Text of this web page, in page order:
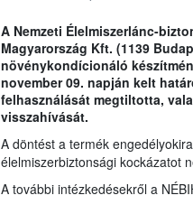
A Nemzeti Élelmiszerlánc-
Magyarország Kft. (1139
növénykondícionáló
november 09. napján kelt
felhasználását megtiltotta,
visszahívását.
A döntést a termék
élelmiszerbiztonsági kockázatot
A további intézkedésekről a